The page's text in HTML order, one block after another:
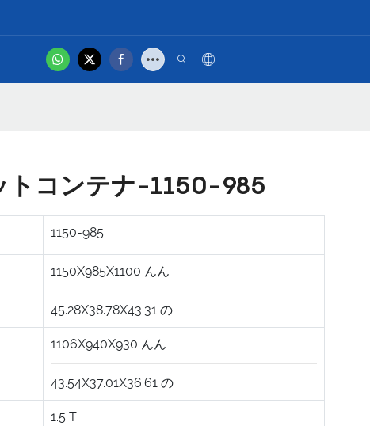
お問い合わせ 製品ビデオ
hot
トコンテナ-1150-985
1150-985
1150X985X1100 んん
45.28X38.78X43.31 の
1106X940X930 んん
43.54X37.01X36.61 の
1.5 T